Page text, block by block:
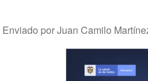
Enviado por Juan Camilo